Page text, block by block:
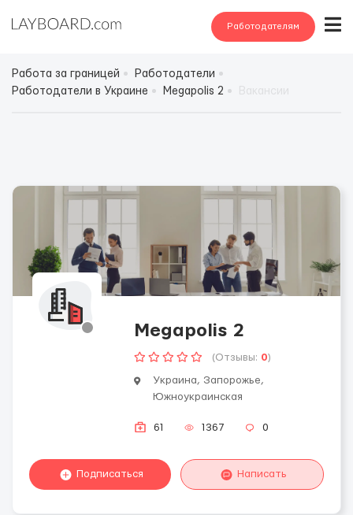
Работодателям
Работа за границей
Работодатели
Работодатели в Украине
Megapolis 2
Megapolis 2
(Отзывы: 0)
Украина, Запорожье,
Южноукраинская
61 1367 0
Подписаться Написать